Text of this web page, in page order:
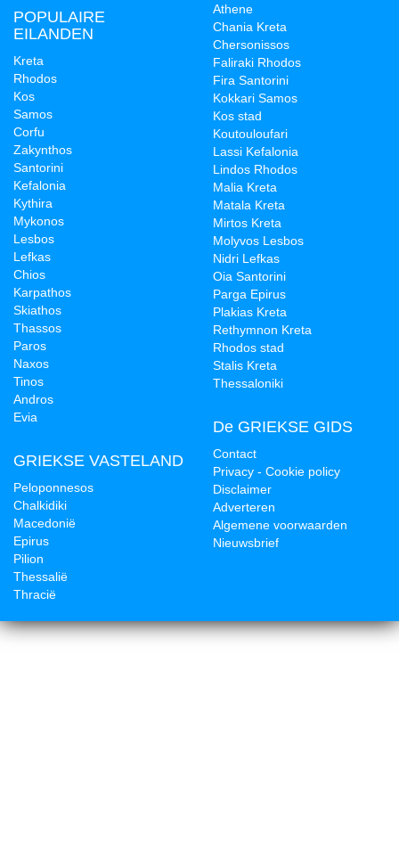
POPULAIRE
EILANDEN
Kreta
Rhodos
Kos
Samos
Corfu
Zakynthos
Santorini
Kefalonia
Kythira
Mykonos
Lesbos
Lefkas
Chios
Karpathos
Skiathos
Thassos
Paros
Naxos
Tinos
Andros
Evia
GRIEKSE VASTELAND
Peloponnesos
Chalkidiki
Macedonië
Epirus
Pilion
Thessalië
Thracië
Athene
Chania Kreta
Chersonissos
Faliraki Rhodos
Fira Santorini
Kokkari Samos
Kos stad
Koutouloufari
Lassi Kefalonia
Lindos Rhodos
Malia Kreta
Matala Kreta
Mirtos Kreta
Molyvos Lesbos
Nidri Lefkas
Oia Santorini
Parga Epirus
Plakias Kreta
Rethymnon Kreta
Rhodos stad
Stalis Kreta
Thessaloniki
De GRIEKSE GIDS
Contact
Privacy - Cookie policy
Disclaimer
Adverteren
Algemene voorwaarden
Nieuwsbrief